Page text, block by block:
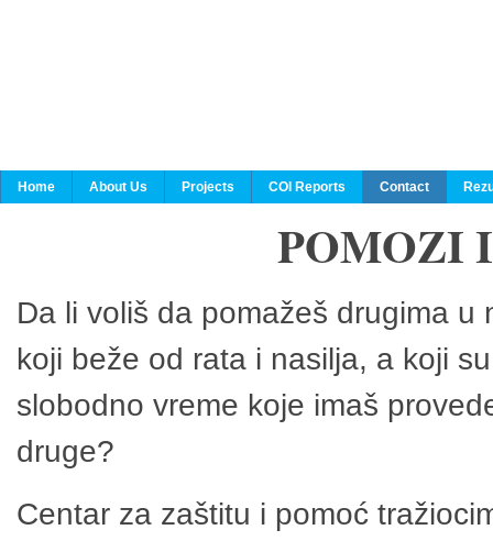
Home About Us Projects COI Reports Contact
POMOZI
Da li voliš da pomažeš drugima
koji beže od rata i nasilja, a koji
slobodno vreme koje imaš
druge?
Centar za zaštitu i pomoć